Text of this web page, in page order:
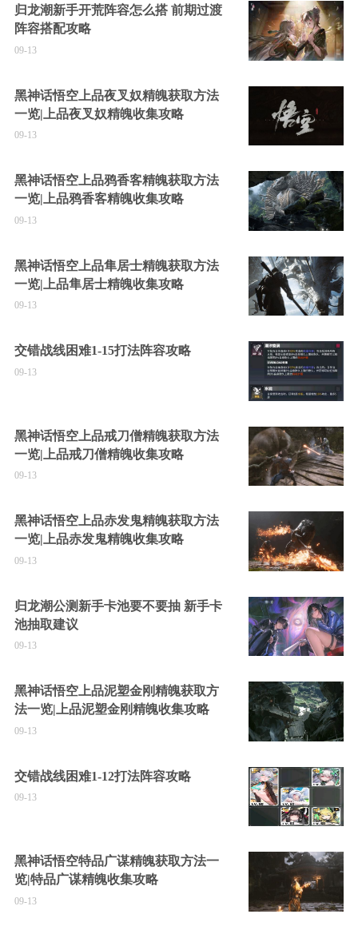
归龙潮新手开荒阵容怎么搭 前期过渡
阵容搭配攻略
09-13
黑神话悟空上品夜叉奴精魄获取方法
一览|上品夜叉奴精魄收集攻略
09-13
黑神话悟空上品鸦香客精魄获取方法
一览|上品鸦香客精魄收集攻略
09-13
黑神话悟空上品隼居士精魄获取方法
一览|上品隼居士精魄收集攻略
09-13
交错战线困难1-15打法阵容攻略
09-13
黑神话悟空上品戒刀僧精魄获取方法
一览|上品戒刀僧精魄收集攻略
09-13
黑神话悟空上品赤发鬼精魄获取方法
一览|上品赤发鬼精魄收集攻略
09-13
归龙潮公测新手卡池要不要抽 新手卡
池抽取建议
09-13
黑神话悟空上品泥塑金刚精魄获取方
法一览|上品泥塑金刚精魄收集攻略
09-13
交错战线困难1-12打法阵容攻略
09-13
黑神话悟空特品广谋精魄获取方法一
览|特品广谋精魄收集攻略
09-13